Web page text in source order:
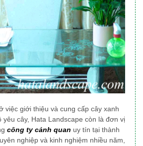
việc giới thiệu và cung cấp cây xanh
yêu cây, Hata Landscape còn là đơn vị
công ty cảnh quan uy tín tại thành
nghiệp và kinh nghiệm nhiều năm,